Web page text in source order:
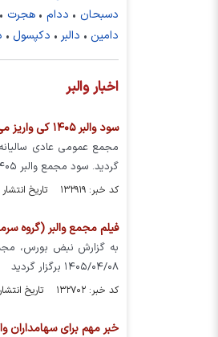
دسبحان • ددام •هجرت •
دامین • دالبر • دکپسول •
اخبار والبر
سود والبر ۱۴۰۵ کی واریز می‌شود و چقدر است؟
گردید. سود مجمع والبر ۱۴۰۵ را چگونه دریافت کنیم؟
کد خبر: ۱۳۲۹۱۹ تاریخ انتشار : ۱۴۰۵/۰۴/۱۳
فیلم مجمع والبر (گروه سرمایه
به گزارش نبض بورس،
۱۴۰۵/۰۴/۰۸ برگزار گردید
کد خبر: ۱۳۲۷۰۲ تاریخ انتشار : ۱۴۰۵/۰۴/۰۹
خبر مهم برای سهامداران